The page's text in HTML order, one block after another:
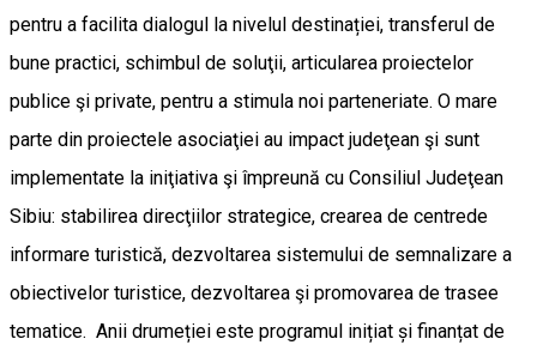
pentru a facilita dialogul la nivelul destinației, transferul de
bune practici, schimbul de soluţii, articularea proiectelor
publice şi private, pentru a stimula noi parteneriate. O mare
parte din proiectele asociaţiei au impact judeţean şi sunt
implementate la iniţiativa şi împreună cu Consiliul Judeţean
Sibiu: stabilirea direcţiilor strategice, crearea de centrede
informare turistică, dezvoltarea sistemului de semnalizare a
obiectivelor turistice, dezvoltarea şi promovarea de trasee
tematice. Anii drumeției este programul inițiat și finanțat de